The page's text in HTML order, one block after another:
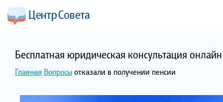
Бесплатная юридическая консультация
Главная Вопросыотказали в получении пенсии